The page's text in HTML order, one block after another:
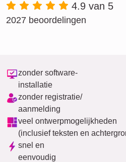
4.9 van 5
2027 beoordelingen
zonder software-
installatie
zonder registratie/
aanmelding
veel ontwerpmogelijkheden
(inclusief teksten en
snel en
eenvoudig